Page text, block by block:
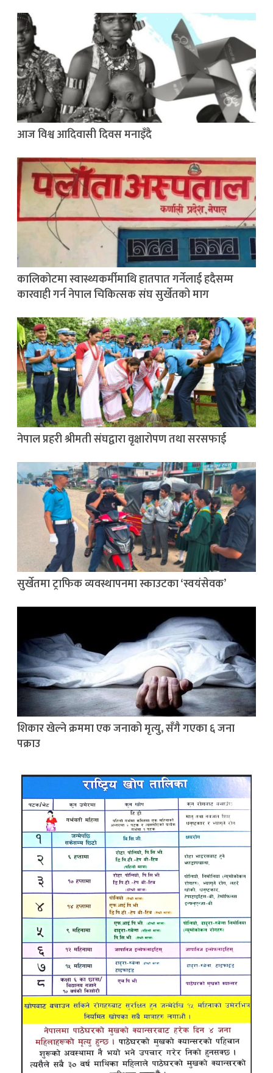
आज विश्व आदिवासी दिवस मनाइँदै
कालिकोटमा स्वास्थ्यकर्मीमाथि हातपात गर्नेलाई हदैसम्म
कारवाही गर्न नेपाल चिकित्सक संघ सुर्खेतको माग
नेपाल प्रहरी श्रीमती संघद्वारा वृक्षारोपण तथा सरसफाई
सुर्खेतमा ट्राफिक व्यवस्थापनमा स्काउटका ‘स्वयंसेवक’
शिकार खेल्ने क्रममा एक जनाको मृत्यु, सँगै गएका ६ जना
पक्राउ